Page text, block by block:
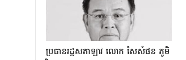
ប្រធានរដ្ឋសភាឡាវ លោក សៃសំផន ភូមិ